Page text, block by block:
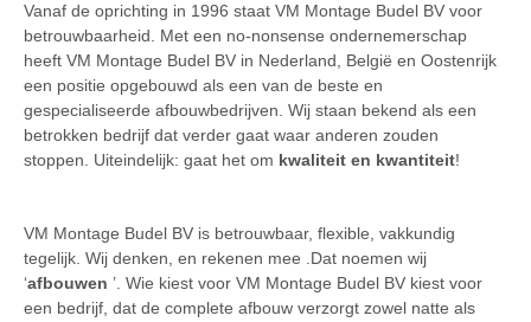
Vanaf de oprichting in 1996 staat VM Montage Budel BV voor
betrouwbaarheid. Met een no-nonsense ondernemerschap
heeft VM Montage Budel BV in Nederland, België en Oostenrijk
een positie opgebouwd als een van de beste en
gespecialiseerde afbouwbedrijven. Wij staan bekend als een
betrokken bedrijf dat verder gaat waar anderen zouden
stoppen. Uiteindelijk: gaat het om kwaliteit en kwantiteit!
VM Montage Budel BV is betrouwbaar, flexible, vakkundig
tegelijk. Wij denken, en rekenen mee .Dat noemen wij
‘afbouwen ’. Wie kiest voor VM Montage Budel BV kiest voor
een bedrijf, dat de complete afbouw verzorgt zowel natte als